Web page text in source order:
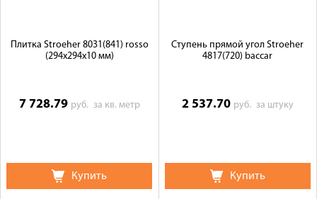
Плитка Stroeher 8031(841) rosso
(294х294х10 мм)
7 728.79 руб. за кв. метр
Купить
Ступень прямой угол Stroeher
4817(720) baccar
2 537.70 руб. за штуку
Купить